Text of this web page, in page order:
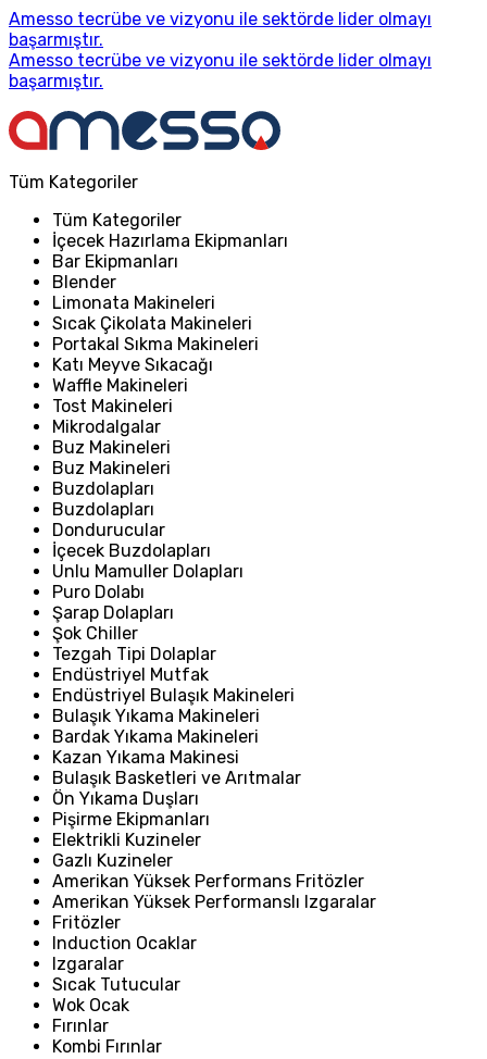
Amesso tecrübe ve vizyonu ile sektörde lider olmayı
başarmıştır.
Amesso tecrübe ve vizyonu ile sektörde lider olmayı
başarmıştır.
Tüm Kategoriler
Tüm Kategoriler
İçecek Hazırlama Ekipmanları
Bar Ekipmanları
Blender
Limonata Makineleri
Sıcak Çikolata Makineleri
Portakal Sıkma Makineleri
Katı Meyve Sıkacağı
Waffle Makineleri
Tost Makineleri
Mikrodalgalar
Buz Makineleri
Buz Makineleri
Buzdolapları
Buzdolapları
Dondurucular
İçecek Buzdolapları
Unlu Mamuller Dolapları
Puro Dolabı
Şarap Dolapları
Şok Chiller
Tezgah Tipi Dolaplar
Endüstriyel Mutfak
Endüstriyel Bulaşık Makineleri
Bulaşık Yıkama Makineleri
Bardak Yıkama Makineleri
Kazan Yıkama Makinesi
Bulaşık Basketleri ve Arıtmalar
Ön Yıkama Duşları
Pişirme Ekipmanları
Elektrikli Kuzineler
Gazlı Kuzineler
Amerikan Yüksek Performans Fritözler
Amerikan Yüksek Performanslı Izgaralar
Fritözler
Induction Ocaklar
Izgaralar
Sıcak Tutucular
Wok Ocak
Fırınlar
Kombi Fırınlar